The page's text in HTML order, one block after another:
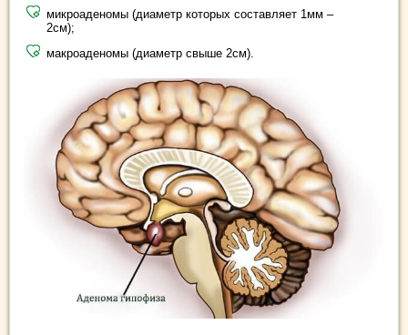
микроаденомы (диаметр которых составляет 1мм –
2см);
макроаденомы (диаметр свыше 2см).